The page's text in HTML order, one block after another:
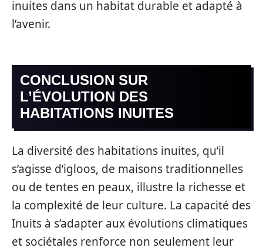
inuites dans un habitat durable et adapté à
l’avenir.
CONCLUSION SUR
L’ÉVOLUTION DES
HABITATIONS INUITES
La diversité des habitations inuites, qu’il
s’agisse d’igloos, de maisons traditionnelles
ou de tentes en peaux, illustre la richesse et
la complexité de leur culture. La capacité des
Inuits à s’adapter aux évolutions climatiques
et sociétales renforce non seulement leur